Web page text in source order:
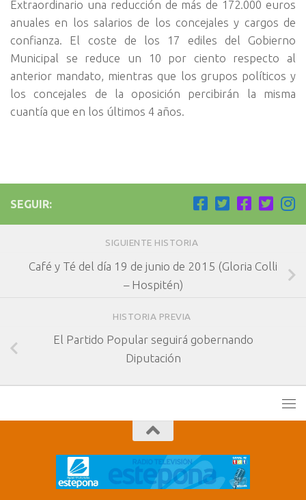
Extraordinario una reducción de más de 172.000 euros
anuales en los salarios de los concejales y cargos de
confianza. El coste de los 17 ediles del Gobierno
Municipal se reduce un 10 por ciento respecto al
anterior mandato, mientras que los grupos políticos y
los concejales de la oposición percibirán la misma
cuantía que en los últimos 4 años.
SEGUIR:
SIGUIENTE HISTORIA
Café y Té del día 19 de junio de 2015 (Gloria Colli
– Hospitén)
HISTORIA PREVIA
El Partido Popular seguirá gobernando
Diputación